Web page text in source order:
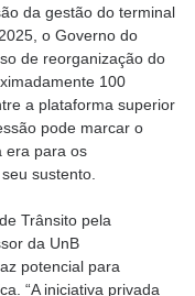
da gestão do terminal
o Governo do
de reorganização do
100
a plataforma superior
pode marcar o
era para os
sustento.
Trânsito pela
da UnB
potencial para
“A iniciativa privada